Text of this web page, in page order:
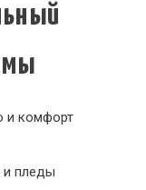
и комфорт
и пледы